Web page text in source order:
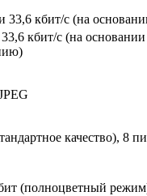
33,6 кбит/с (на
кбит/с (на
качество), 8
(полноцветный